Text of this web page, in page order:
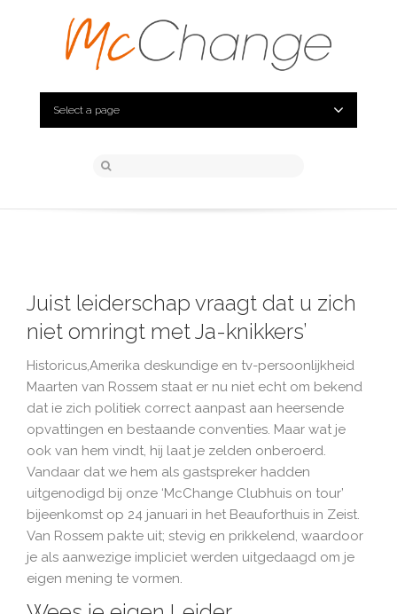
Select a page
Juist leiderschap vraagt dat u zich
niet omringt met Ja-knikkers’
Historicus,Amerika deskundige en tv-persoonlijkheid
Maarten van Rossem staat er nu niet echt om bekend
dat ie zich politiek correct aanpast aan heersende
opvattingen en bestaande conventies. Maar wat je
ook van hem vindt, hij laat je zelden onberoerd.
Vandaar dat we hem als gastspreker hadden
uitgenodigd bij onze ‘McChange Clubhuis on tour’
bijeenkomst op 24 januari in het Beauforthuis in Zeist.
Van Rossem pakte uit; stevig en prikkelend, waardoor
je als aanwezige impliciet werden uitgedaagd om je
eigen mening te vormen.